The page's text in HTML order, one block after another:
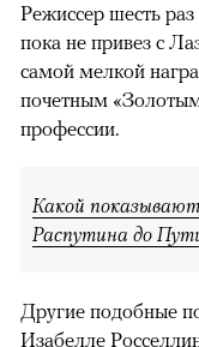
Режиссер шесть
пока не привез с
самой мелкой
почетным
профессии.
Какой показывают
Распутина до
Другие подобные
Изабелле